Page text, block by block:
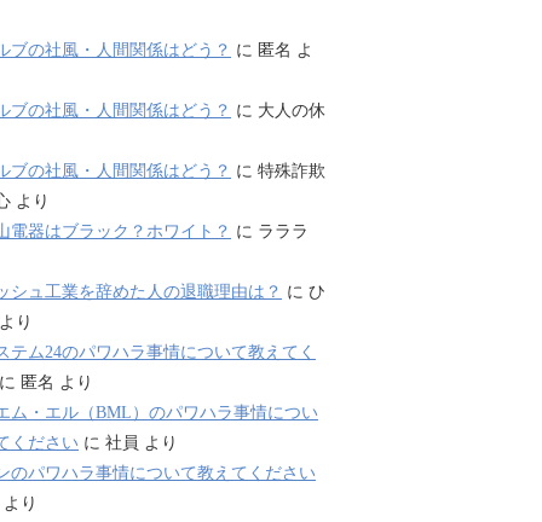
ブの社風・人間関係はどう？ に 匿名 よ
ブの社風・人間関係はどう？ に 大人の休
ブの社風・人間関係はどう？ に 特殊詐欺
より
電器はブラック？ホワイト？ に ラララ
シュ工業を辞めた人の退職理由は？ に ひ
り
テム24のパワハラ事情について教えてく
匿名 より
ム・エル（BML）のパワハラ事情につい
ください に 社員 より
のパワハラ事情について教えてください
より